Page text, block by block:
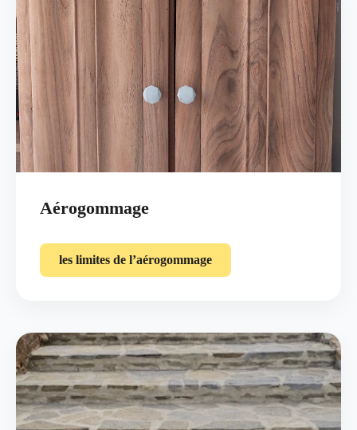
Aérogommage
les limites de l’aérogommage